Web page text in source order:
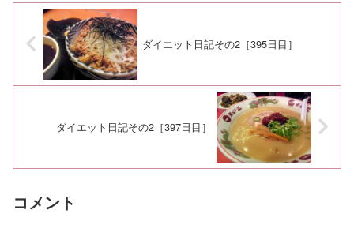
ダイエット日記その2［395日目］
ダイエット日記その2［397日目］
コメント